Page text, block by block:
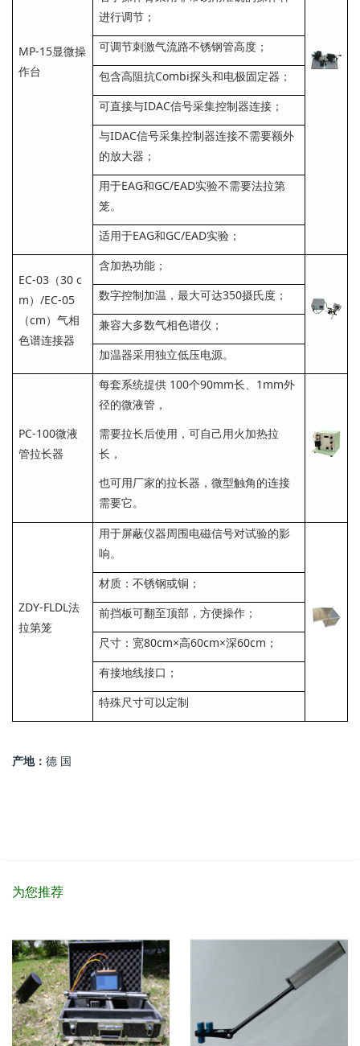
MP-15显微操
作台
进行调节；
可调节刺激气流路不锈钢管高度；
包含高阻抗Combi探头和电极固定器；
可直接与IDAC信号采集控制器连接；
与IDAC信号采集控制器连接不需要额外
的放大器；
用于EAG和GC/EAD实验不需要法拉第
笼。
适用于EAG和GC/EAD实验；
EC-03（30 c
m）/EC-05
（cm）气相
色谱连接器
含加热功能；
数字控制加温，最大可达350摄氏度；
兼容大多数气相色谱仪；
加温器采用独立低压电源。
PC-100微液
管拉长器
每套系统提供 100个90mm长、1mm外
径的微液管，
需要拉长后使用，可自己用火加热拉
长，
也可用厂家的拉长器，微型触角的连接
需要它。
ZDY-FLDL法
拉第笼
用于屏蔽仪器周围电磁信号对试验的影
响。
材质：不锈钢或铜；
前挡板可翻至顶部，方便操作；
尺寸：宽80cm×高60cm×深60cm；
有接地线接口；
特殊尺寸可以定制
产地： 德 国
为您推荐